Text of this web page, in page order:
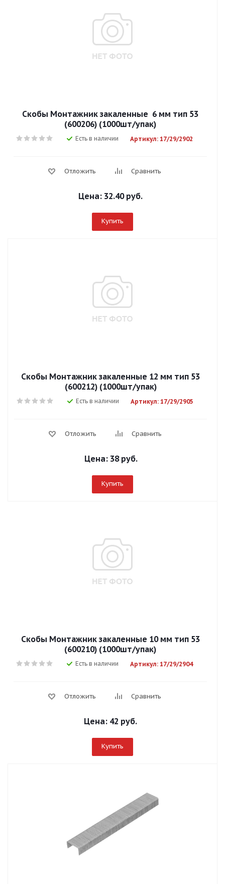
Скобы Mонтажник закаленные 6 мм тип 53
(600206) (1000шт/упак)
Есть в наличии Артикул: 17/29/2902
Отложить Сравнить
Цена: 32.40 руб.
Купить
Скобы Mонтажник закаленные 12 мм тип 53
(600212) (1000шт/упак)
Есть в наличии Артикул: 17/29/2905
Отложить Сравнить
Цена: 38 руб.
Купить
Скобы Mонтажник закаленные 10 мм тип 53
(600210) (1000шт/упак)
Есть в наличии Артикул: 17/29/2904
Отложить Сравнить
Цена: 42 руб.
Купить